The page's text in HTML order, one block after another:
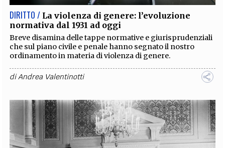
DIRITTO / La violenza di genere: l’evoluzione
normativa dal 1931 ad oggi
Breve disamina delle tappe normative e giurisprudenziali
che sul piano civile e penale hanno segnato il nostro
ordinamento in materia di violenza di genere.
diAndrea Valentinotti